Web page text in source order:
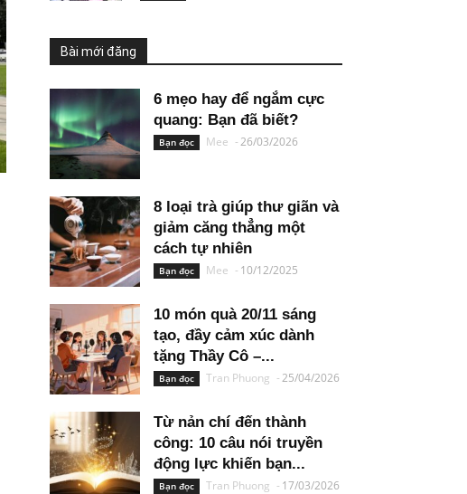
Bài mới đăng
6 mẹo hay để ngắm cực
quang: Bạn đã biết?
Bạn đọc Mee -26/03/2026
8 loại trà giúp thư giãn và
giảm căng thẳng một
cách tự nhiên
Bạn đọc Mee - 10/12/2025
10 món quà 20/11 sáng
tạo, đầy cảm xúc dành
tặng Thầy Cô –...
Bạn đọc Tran Phuong -25/04/2026
Từ nản chí đến thành
công: 10 câu nói truyền
động lực khiến bạn...
Bạn đọc Tran Phuong - 17/03/2026